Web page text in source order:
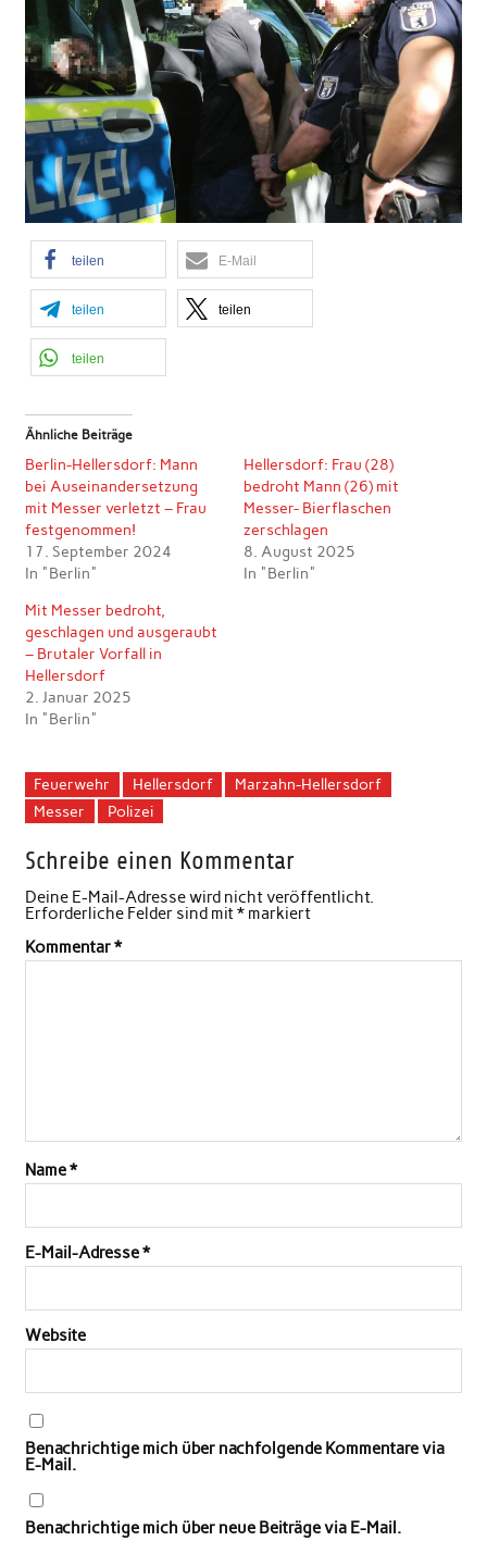
teilen E-Mail
teilen teilen
teilen
Ähnliche Beiträge
Berlin-Hellersdorf: Mann
bei Auseinandersetzung
mit Messer verletzt – Frau
festgenommen!
17. September 2024
In "Berlin"
Hellersdorf: Frau (28)
bedroht Mann (26) mit
Messer- Bierflaschen
zerschlagen
8. August 2025
In "Berlin"
Mit Messer bedroht,
geschlagen und ausgeraubt
– Brutaler Vorfall in
Hellersdorf
2. Januar 2025
In "Berlin"
Feuerwehr Hellersdorf
Marzahn-Hellersdorf
Messer
Polizei
Schreibe einen Kommentar
Deine E-Mail-Adresse wird nicht veröffentlicht.
Erforderliche Felder sind mit*markiert
Kommentar*
Name*
E-Mail-Adresse*
Website
Benachrichtige mich über nachfolgende Kommentare via
E-Mail.
Benachrichtige mich über neue Beiträge via E-Mail.